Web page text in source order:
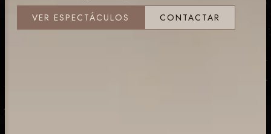
VER ESPECTÁCULOS CONTACTAR